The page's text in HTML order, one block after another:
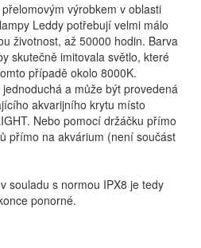
výrobkem v oblasti
Leddy potřebují velmi málo
životnost, až 50000 hodin. Barva
skutečně imitovala světlo, které
případě okolo 8000K.
a může být provedená
akvarijního krytu místo
Nebo pomocí držáčku přímo
přímo na akvárium (není součást
souladu s normou IPX8 je tedy
ponorné.